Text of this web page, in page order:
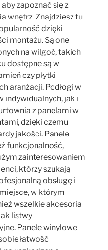
zapoznać się z
wnętrz. Znajdziesz tu
dzięki
montażu. Są one
na wilgoć, takich
dostępne są w
czy płytki
aranżacji. Podłogi w
indywidualnych, jak i
z panelami w
dzięki czemu
jakości. Panele
funkcjonalność,
zainteresowaniem
którzy szukają
obsługę i
w którym
wszelkie akcesoria
listwy
Panele winylowe
łatwość